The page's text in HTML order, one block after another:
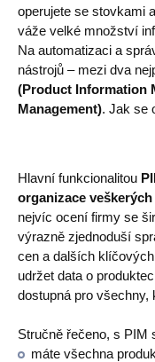
Ecosystem
Microsoft
Partneři
Resources
Blog
Videa
Co je PIM
operujete se stovkami
váže velké množství
Na automatizaci a
nástrojů – mezi dva
(Product Information
Management). Jak se
Hlavní funkcionalitou
organizace
nejvíc ocení firmy se
výrazně zjednoduší
cen a dalších
udržet data o
dostupná pro všechny,
Stručně řečeno, s PIM
máte všechna